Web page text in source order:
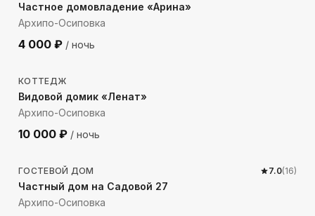
Частное домовладение «Арина»
Архипо-Осиповка
4 000 ₽ / ночь
102м до моря
КОТТЕДЖ
Видовой домик «Ленат»
Архипо-Осиповка
10 000 ₽ / ночь
590 м до моря
ГОСТЕВОЙ ДОМ 7.0(16)
Частный дом на Садовой 27
Архипо-Осиповка